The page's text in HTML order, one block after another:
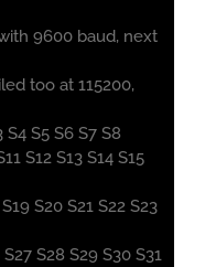
9600 baud, next
too at 115200,
S5 S6 S7 S8
S12 S13 S14 S15
S20 S21 S22 S23
S28 S29 S30 S31